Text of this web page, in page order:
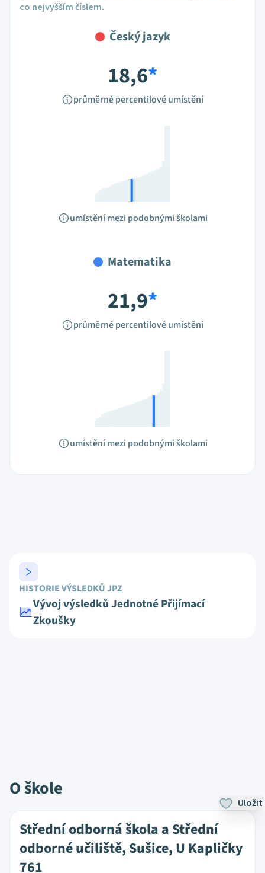
co nejvyšším číslem.
Český jazyk
18,6*
průměrné percentilové umístění
umístění mezi podobnými školami
Matematika
21,9*
průměrné percentilové umístění
umístění mezi podobnými školami
HISTORIE VÝSLEDKŮ JPZ
Vývoj výsledků Jednotné Přijímací
Zkoušky
O škole
Uložit
Střední odborná škola a Střední
odborné učiliště, Sušice, U Kapličky
761